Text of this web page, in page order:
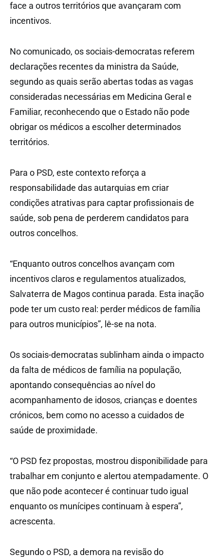
face a outros territórios que avançaram com
incentivos.
No comunicado, os sociais-democratas referem
declarações recentes da ministra da Saúde,
segundo as quais serão abertas todas as vagas
consideradas necessárias em Medicina Geral e
Familiar, reconhecendo que o Estado não pode
obrigar os médicos a escolher determinados
territórios.
Para o PSD, este contexto reforça a
responsabilidade das autarquias em criar
condições atrativas para captar profissionais de
saúde, sob pena de perderem candidatos para
outros concelhos.
“Enquanto outros concelhos avançam com
incentivos claros e regulamentos atualizados,
Salvaterra de Magos continua parada. Esta inação
pode ter um custo real: perder médicos de família
para outros municípios”, lê-se na nota.
Os sociais-democratas sublinham ainda o impacto
da falta de médicos de família na população,
apontando consequências ao nível do
acompanhamento de idosos, crianças e doentes
crónicos, bem como no acesso a cuidados de
saúde de proximidade.
“O PSD fez propostas, mostrou disponibilidade para
trabalhar em conjunto e alertou atempadamente. O
que não pode acontecer é continuar tudo igual
enquanto os munícipes continuam à espera”,
acrescenta.
Segundo o PSD, a demora na revisão do